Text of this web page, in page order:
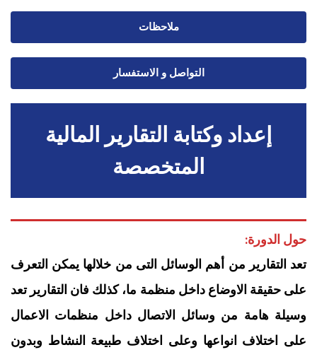
ملاحظات
التواصل و الاستفسار
إعداد وكتابة التقارير المالية
المتخصصة
حول الدورة:
تعد التقارير من أهم الوسائل التى من خلالها يمكن التعرف
على حقيقة الاوضاع داخل منظمة ما، كذلك فان التقارير تعد
وسيلة هامة من وسائل الاتصال داخل منظمات الاعمال
على اختلاف انواعها وعلى اختلاف طبيعة النشاط وبدون